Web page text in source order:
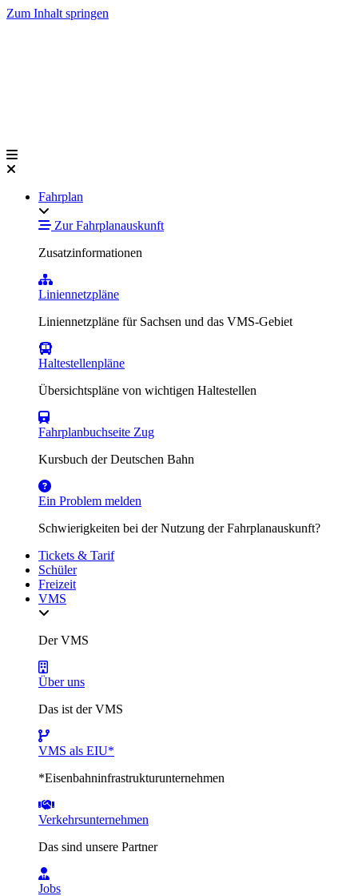
Zum Inhalt springen
Fahrplan
Zur Fahrplanauskunft
Zusatzinformationen
Liniennetzpläne
Liniennetzpläne für Sachsen und das VMS-Gebiet
Haltestellenpläne
Übersichtspläne von wichtigen Haltestellen
Fahrplanbuchseite Zug
Kursbuch der Deutschen Bahn
Ein Problem melden
Schwierigkeiten bei der Nutzung der Fahrplanauskunft?
Tickets & Tarif
Schüler
Freizeit
VMS
Der VMS
Über uns
Das ist der VMS
VMS als EIU*
*Eisenbahninfrastrukturunternehmen
Verkehrsunternehmen
Das sind unsere Partner
Jobs